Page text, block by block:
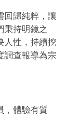
回歸純粹，讓
秉持明鏡之
人性，持續挖
調查報導為宗
，體驗有質